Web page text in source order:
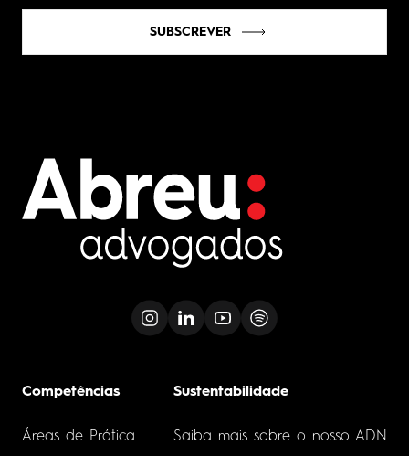
SUBSCREVER
Competências
Áreas de Prática
Sustentabilidade
Saiba mais sobre o nosso ADN